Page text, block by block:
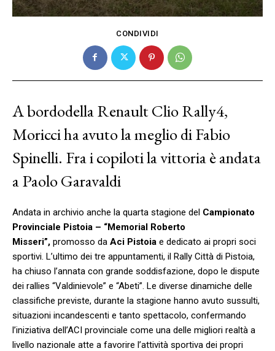
CONDIVIDI
A bordodella Renault Clio Rally4,
Moricci ha avuto la meglio di Fabio
Spinelli. Fra i copiloti la vittoria è andata
a Paolo Garavaldi
Andata in archivio anche la quarta stagione del Campionato
Provinciale Pistoia – “Memorial Roberto
Misseri”, promosso da Aci Pistoia e dedicato ai propri soci
sportivi. L’ultimo dei tre appuntamenti, il Rally Città di Pistoia,
ha chiuso l’annata con grande soddisfazione, dopo le dispute
dei rallies “Valdinievole” e “Abeti”. Le diverse dinamiche delle
classifiche previste, durante la stagione hanno avuto sussulti,
situazioni incandescenti e tanto spettacolo, confermando
l’iniziativa dell’ACI provinciale come una delle migliori realtà a
livello nazionale atte a favorire l’attività sportiva dei propri